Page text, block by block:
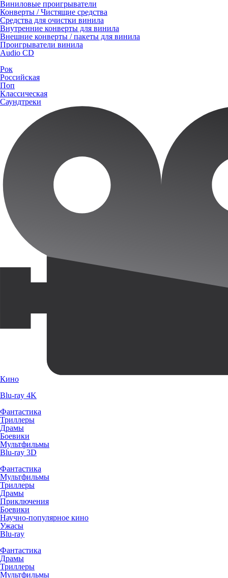
Виниловые проигрыватели
Конверты / Чистящие средства
Средства для очистки винила
Внутренние конверты для винила
Внешние конверты / пакеты для винила
Проигрыватели винила
Audio CD
Рок
Российская
Поп
Классическая
Саундтреки
Кино
Blu-ray 4K
Фантастика
Триллеры
Драмы
Боевики
Мультфильмы
Blu-ray 3D
Фантастика
Мультфильмы
Триллеры
Драмы
Приключения
Боевики
Научно-популярное кино
Ужасы
Blu-ray
Фантастика
Драмы
Триллеры
Мультфильмы